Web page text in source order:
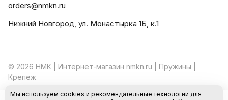
orders@nmkn.ru
Нижний Новгород, ул. Монастырка 1Б, к.1
© 2026 НМК | Интернет-магазин nmkn.ru | Пружины |
Крепеж
Конфиденциальность Оферта
Мы используем cookies и рекомендательные технологии для